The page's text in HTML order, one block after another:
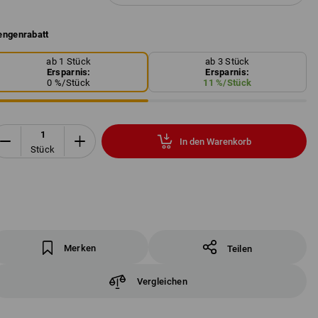
ab 1 Stück
Ersparnis:
0 %/Stück
ab 3 Stück
Ersparnis:
11 %/Stück
Stück
In den Warenkorb
Merken Teilen
Vergleichen